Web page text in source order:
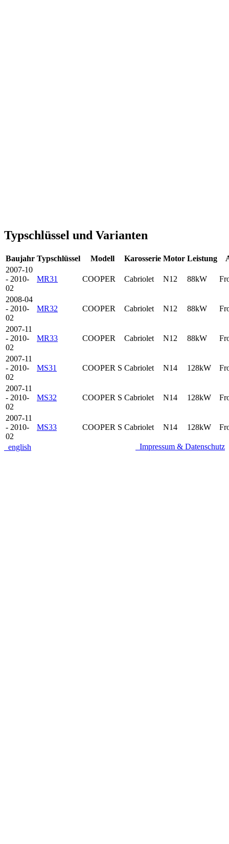
Typschlüssel und Varianten
Baujahr Typschlüssel Modell Karosserie Motor Leistung
2007-10
- 2010-
02
MR31 COOPER Cabriolet N12 88kW
2008-04
- 2010-
02
MR32 COOPER Cabriolet N12 88kW
2007-11
- 2010-
02
MR33 COOPER Cabriolet N12 88kW
2007-11
- 2010-
02
MS31 COOPER S Cabriolet N14 128kW
2007-11
- 2010-
02
MS32 COOPER S Cabriolet N14 128kW
2007-11
- 2010-
02
MS33 COOPER S Cabriolet N14 128kW
english Impressum & Datenschutz